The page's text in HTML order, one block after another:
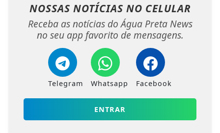
NOSSAS NOTÍCIAS NO CELULAR
Receba as notícias do Água Preta News
no seu app favorito de mensagens.
Telegram Whatsapp Facebook
ENTRAR